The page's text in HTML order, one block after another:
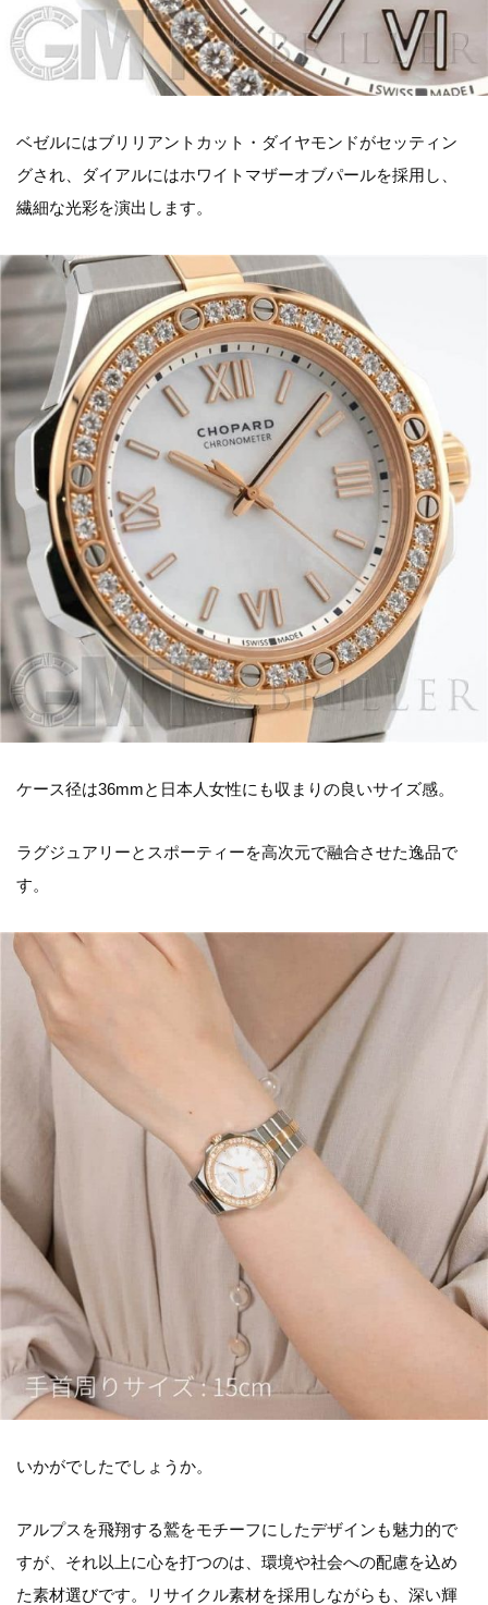
ベゼルにはブリリアントカット・ダイヤモンドがセッティン
グされ、ダイアルにはホワイトマザーオブパールを採用し、
繊細な光彩を演出します。
ケース径は36mmと日本人女性にも収まりの良いサイズ感。
ラグジュアリーとスポーティーを高次元で融合させた逸品で
す。
いかがでしたでしょうか。
アルプスを飛翔する鷲をモチーフにしたデザインも魅力的で
すが、それ以上に心を打つのは、環境や社会への配慮を込め
た素材選びです。リサイクル素材を採用しながらも、深い輝